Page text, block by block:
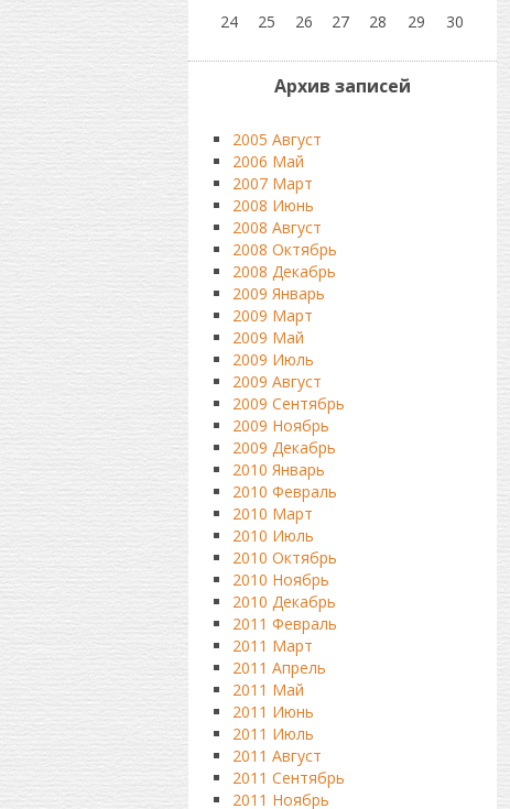
24
25 26 27 28 29 30
Архив записей
2005 Август
2006 Май
2007 Март
2008 Июнь
2008 Август
2008 Октябрь
2008 Декабрь
2009 Январь
2009 Март
2009 Май
2009 Июль
2009 Август
2009 Сентябрь
2009 Ноябрь
2009 Декабрь
2010 Январь
2010 Февраль
2010 Март
2010 Июль
2010 Октябрь
2010 Ноябрь
2010 Декабрь
2011 Февраль
2011 Март
2011 Апрель
2011 Май
2011 Июнь
2011 Июль
2011 Август
2011 Сентябрь
2011 Ноябрь